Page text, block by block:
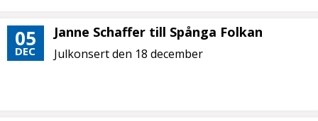
05
DEC
Janne Schaffer till Spånga Folkan
Julkonsert den 18 december